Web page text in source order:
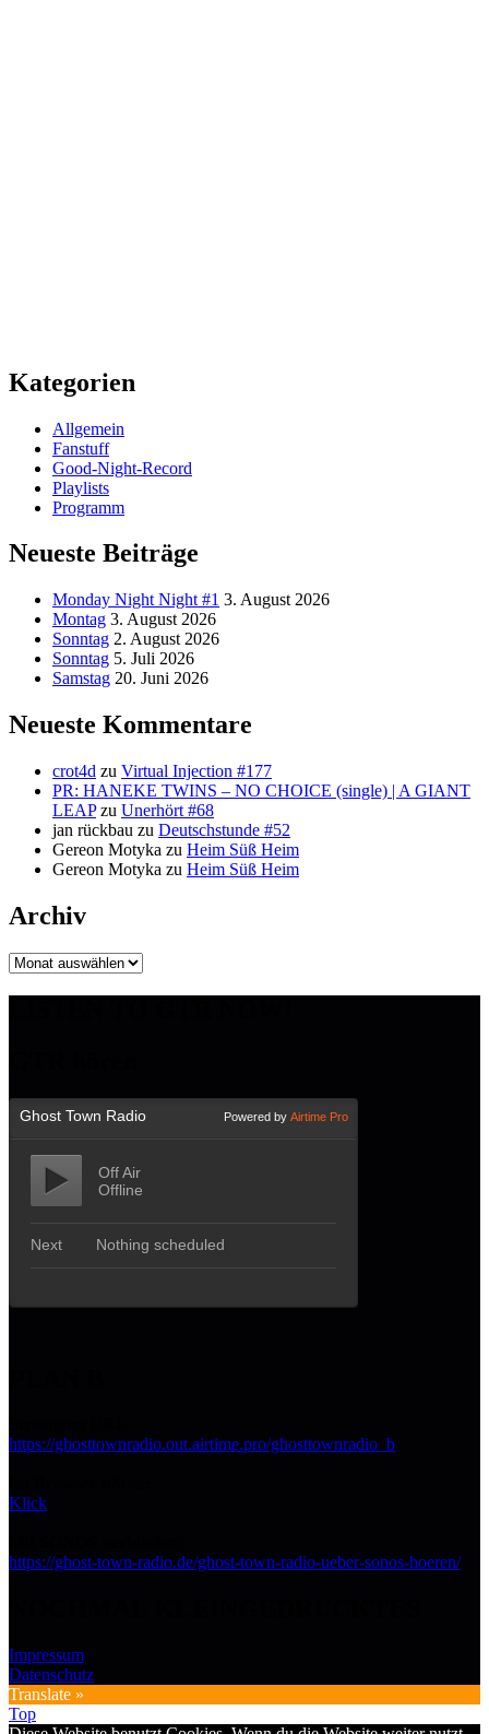
Kategorien
Allgemein
Fanstuff
Good-Night-Record
Playlists
Programm
Neueste Beiträge
Monday Night Night #1 3. August 2026
Montag 3. August 2026
Sonntag 2. August 2026
Sonntag 5. Juli 2026
Samstag 20. Juni 2026
Neueste Kommentare
crot4d zu Virtual Injection #177
PR: HANEKE TWINS – NO CHOICE (single) | A GIANT
LEAPzu Unerhört #68
jan rückbau zu Deutschstunde #52
Gereon Motyka zu Heim Süß Heim
Gereon Motyka zu Heim Süß Heim
Archiv
Archiv
https://ghosttownradio.out.airtime.pro/ghosttownradio_b
Klick
https://ghost-town-radio.de/ghost-town-radio-ueber-sonos-hoeren/
Impressum
Datenschutz
Translate »
Top